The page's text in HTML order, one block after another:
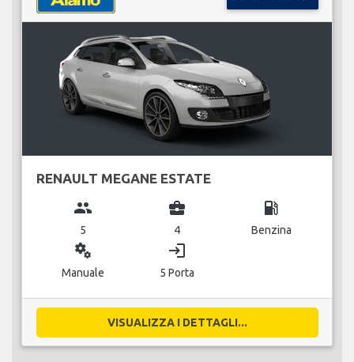
RENAULT MEGANE ESTATE
group
5
business_center
4
local_gas_station
Benzina
miscellaneous_services
Manuale
login
5 Porta
VISUALIZZA I DETTAGLI...